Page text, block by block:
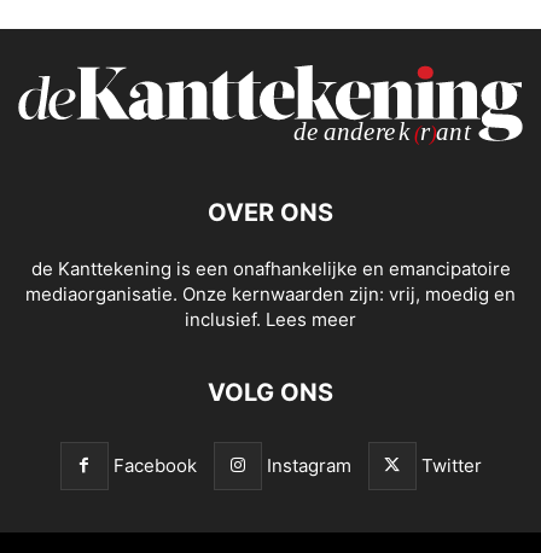
OVER ONS
de Kanttekening is een onafhankelijke en emancipatoire
mediaorganisatie. Onze kernwaarden zijn: vrij, moedig en
inclusief. Lees meer
VOLG ONS
Facebook Instagram Twitter